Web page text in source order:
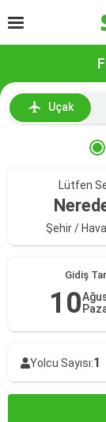
Uçak
Lütfen
Şehir /
Gidiş
10
Yolcu Sayısı:1